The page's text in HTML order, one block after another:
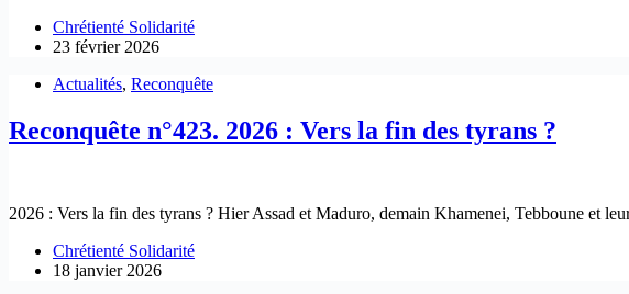
Chrétienté Solidarité
23 février 2026
Actualités, Reconquête
Reconquête n°423. 2026 : Vers la fin des tyrans ?
2026 : Vers la fin des tyrans ? Hier Assad et Maduro, demain Khamenei, Tebboune et
Chrétienté Solidarité
18 janvier 2026